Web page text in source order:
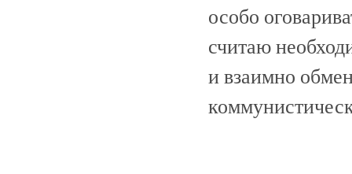
особо
считаю
и взаимно